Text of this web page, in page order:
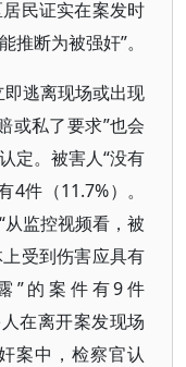
民证实在案发时
断为被强奸”。
逃离现场或出现
或私了要求”也会
定。被害人“没有
件（11.7%）。
监控视频看，被
受到伤害应具有
”的案件有9件
在离开案发现场
案中，检察官认